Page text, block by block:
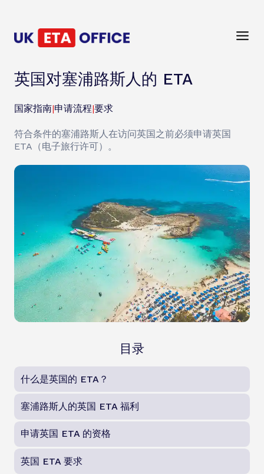
英国对塞浦路斯人的 ETA
国家指南|申请流程|要求
符合条件的塞浦路斯人在访问英国之前必须申请英国
ETA（电子旅行许可）。
目录
什么是英国的 ETA？
塞浦路斯人的英国 ETA 福利
申请英国 ETA 的资格
英国 ETA 要求